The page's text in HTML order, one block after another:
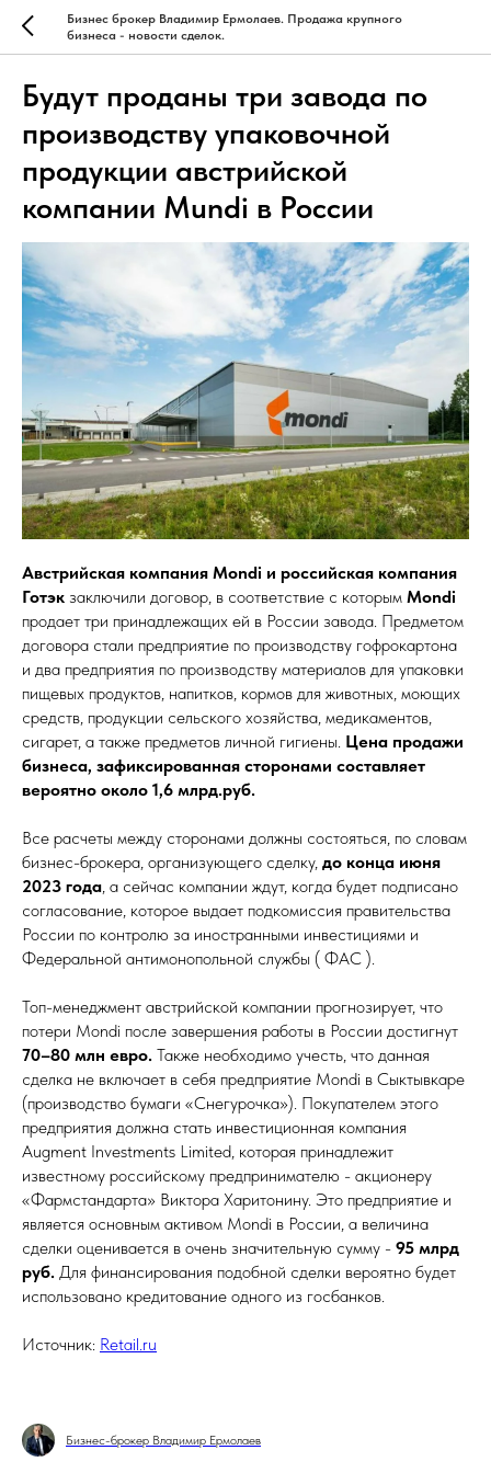
Бизнес брокер Владимир Ермолаев. Продажа крупного
бизнеса - новости сделок.
Будут проданы три завода по
производству упаковочной
продукции австрийской
компании Mundi в России
Австрийская компания Mondi и российская компания
Готэк заключили договор, в соответствие с которым Mondi
продает три принадлежащих ей в России завода. Предметом
договора стали предприятие по производству гофрокартона
и два предприятия по производству материалов для упаковки
пищевых продуктов, напитков, кормов для животных, моющих
средств, продукции сельского хозяйства, медикаментов,
сигарет, а также предметов личной гигиены. Цена продажи
бизнеса, зафиксированная сторонами составляет
вероятно около 1,6 млрд.руб.
Все расчеты между сторонами должны состояться, по словам
бизнес-брокера, организующего сделку, до конца июня
2023 года, а сейчас компании ждут, когда будет подписано
согласование, которое выдает подкомиссия правительства
России по контролю за иностранными инвестициями и
Федеральной антимонопольной службы ( ФАС ).
Топ-менеджмент австрийской компании прогнозирует, что
потери Mondi после завершения работы в России достигнут
70–80 млн евро. Также необходимо учесть, что данная
сделка не включает в себя предприятие Mondi в Сыктывкаре
(производство бумаги «Снегурочка»). Покупателем этого
предприятия должна стать инвестиционная компания
Augment Investments Limited, которая принадлежит
известному российскому предпринимателю - акционеру
«Фармстандарта» Виктора Харитонину. Это предприятие и
является основным активом Mondi в России, а величина
сделки оценивается в очень значительную сумму - 95 млрд
руб. Для финансирования подобной сделки вероятно будет
использовано кредитование одного из госбанков.
Источник: Retail.ru
Бизнес-брокер Владимир Ермолаев